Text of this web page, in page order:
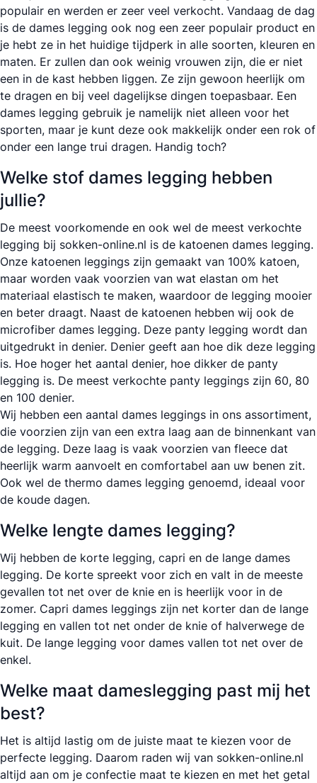
populair en werden er zeer veel verkocht. Vandaag de dag
is de dames legging ook nog een zeer populair product en
je hebt ze in het huidige tijdperk in alle soorten, kleuren en
maten. Er zullen dan ook weinig vrouwen zijn, die er niet
een in de kast hebben liggen. Ze zijn gewoon heerlijk om
te dragen en bij veel dagelijkse dingen toepasbaar. Een
dames legging gebruik je namelijk niet alleen voor het
sporten, maar je kunt deze ook makkelijk onder een rok of
onder een lange trui dragen. Handig toch?
Welke stof dames legging hebben
jullie?
De meest voorkomende en ook wel de meest verkochte
legging bij sokken-online.nl is de katoenen dames legging.
Onze katoenen leggings zijn gemaakt van 100% katoen,
maar worden vaak voorzien van wat elastan om het
materiaal elastisch te maken, waardoor de legging mooier
en beter draagt. Naast de katoenen hebben wij ook de
microfiber dames legging. Deze panty legging wordt dan
uitgedrukt in denier. Denier geeft aan hoe dik deze legging
is. Hoe hoger het aantal denier, hoe dikker de panty
legging is. De meest verkochte panty leggings zijn 60, 80
en 100 denier.
Wij hebben een aantal dames leggings in ons assortiment,
die voorzien zijn van een extra laag aan de binnenkant van
de legging. Deze laag is vaak voorzien van fleece dat
heerlijk warm aanvoelt en comfortabel aan uw benen zit.
Ook wel de thermo dames legging genoemd, ideaal voor
de koude dagen.
Welke lengte dames legging?
Wij hebben de korte legging, capri en de lange dames
legging. De korte spreekt voor zich en valt in de meeste
gevallen tot net over de knie en is heerlijk voor in de
zomer. Capri dames leggings zijn net korter dan de lange
legging en vallen tot net onder de knie of halverwege de
kuit. De lange legging voor dames vallen tot net over de
enkel.
Welke maat dameslegging past mij het
best?
Het is altijd lastig om de juiste maat te kiezen voor de
perfecte legging. Daarom raden wij van sokken-online.nl
altijd aan om je confectie maat te kiezen en met het getal